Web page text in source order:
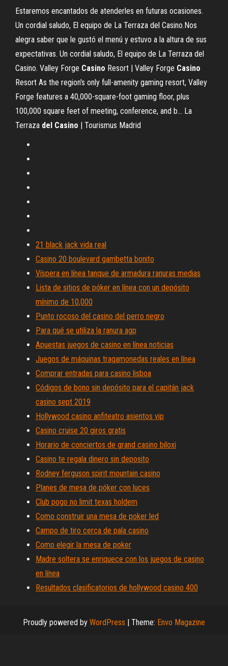
Estaremos encantados de atenderles en futuras ocasiones.
Un cordial saludo, El equipo de La Terraza del Casino.Nos
alegra saber que le gustó el menú y estuvo a la altura de sus
expectativas. Un cordial saludo, El equipo de La Terraza del
Casino. Valley Forge Casino Resort | Valley Forge Casino
Resort As the region's only full-amenity gaming resort, Valley
Forge features a 40,000-square-foot gaming floor, plus
100,000 square feet of meeting, conference, and b... La
Terraza del Casino | Tourismus Madrid
21 black jack vida real
Casino 20 boulevard gambetta bonito
Víspera en línea tanque de armadura ranuras medias
Lista de sitios de póker en línea con un depósito
mínimo de 10,000
Punto rocoso del casino del perro negro
Para qué se utiliza la ranura agp
Apuestas juegos de casino en línea noticias
Juegos de máquinas tragamonedas reales en línea
Comprar entradas para casino lisboa
Códigos de bono sin depósito para el capitán jack
casino sept 2019
Hollywood casino anfiteatro asientos vip
Casino cruise 20 giros gratis
Horario de conciertos de grand casino biloxi
Casino te regala dinero sin deposito
Rodney ferguson spirit mountain casino
Planes de mesa de póker con luces
Club pogo no limit texas holdem
Como construir una mesa de poker led
Campo de tiro cerca de pala casino
Como elegir la mesa de poker
Madre soltera se enriquece con los juegos de casino
en línea
Resultados clasificatorios de hollywood casino 400
Proudly powered by WordPress | Theme: Envo Magazine